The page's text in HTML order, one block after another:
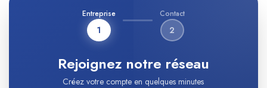
Entreprise
1
Contact
2
Rejoignez notre réseau
Créez votre compte en quelques minutes